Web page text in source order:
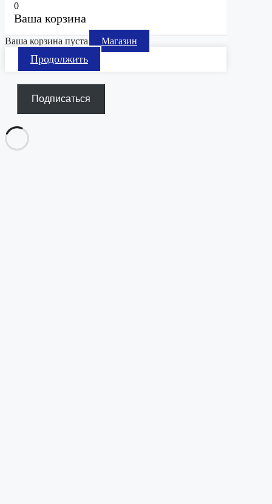
0
Ваша корзина
Ваша корзина пуста Магазин
Продолжить
Подписаться